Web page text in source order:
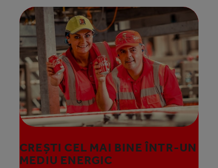
CREȘTI CEL MAI BINE ÎNTR-UN
MEDIU ENERGIC